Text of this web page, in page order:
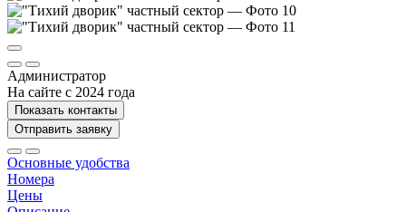
Администратор
На сайте с 2024 года
Показать контакты
Отправить заявку
Основные удобства
Номера
Цены